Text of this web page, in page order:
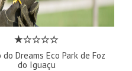
Dreams Eco Park de Foz
do Iguaçu